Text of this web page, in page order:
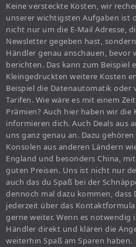
Keine versteckte Kosten, wir
unserer wichtigsten Aufgaben ist
nicht nur um die E-Mail Adresse,
Newsletter gegeben hast,
Händler genau anschauen, bevor
berichten. Das kann zum Beispiel
Kleingedruckten weitere Kosten
Beispiel die Datenautomatik
Tarifen. Wie wäre es mit einem
Prämien? Auch hier haben wir
informieren dich. Auch Deals aus
uns ganz genau an. Dazu
Konsolen aus anderen Ländern
England und besonders China,
guten Preisen. Uns ist nicht nur
auch das du Spaß bei der
dennoch mal dazu kommen,
jederzeit über das
gerne weiter. Wenn es
Händler direkt und klären die
weiterhin Spaß am Sparen haben.